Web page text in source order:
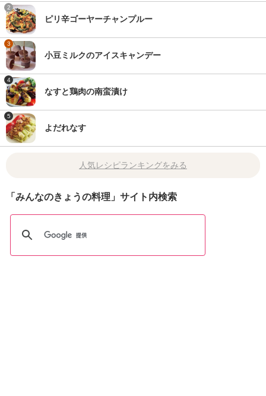
2
ピリ辛ゴーヤーチャンプルー
3
小豆ミルクのアイスキャンデー
4
なすと鶏肉の南蛮漬け
5
よだれなす
人気レシピランキングをみる
「みんなのきょうの料理」サイト内検索